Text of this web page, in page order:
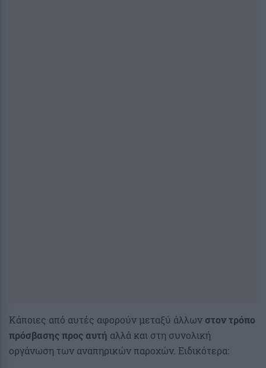
Κάποιες από αυτές αφορούν μεταξύ άλλων στον τρόπο
πρόσβασης προς αυτή αλλά και στη συνολική
οργάνωση των αναπηρικών παροχών. Ειδικότερα: